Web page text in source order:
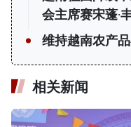
会主席赛宋蓬·
维持越南农产
相关新闻